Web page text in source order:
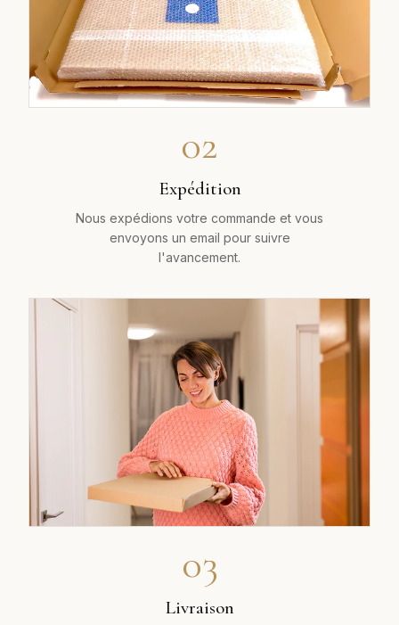
02
Expédition
Nous expédions votre commande et vous
envoyons un email pour suivre
l'avancement.
03
Livraison